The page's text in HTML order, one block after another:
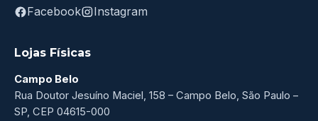
Facebook Instagram
Lojas Físicas
Campo Belo
Rua Doutor Jesuíno Maciel, 158 – Campo Belo, São Paulo –
SP, CEP 04615-000